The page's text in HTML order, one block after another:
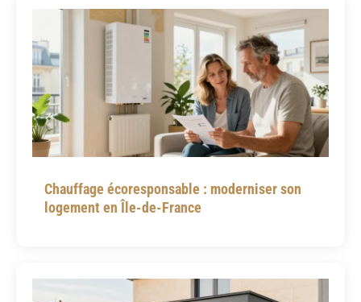
Chauffage écoresponsable : moderniser son
logement en Île-de-France